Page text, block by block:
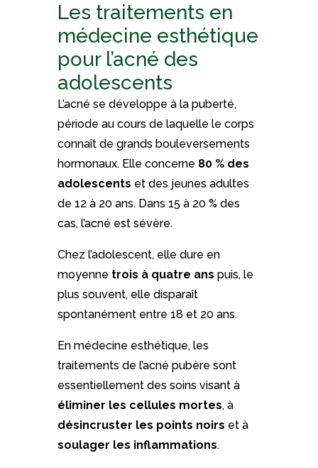
Les traitements en
médecine esthétique
pour l’acné des
adolescents
L’acné se développe à la puberté,
période au cours de laquelle le corps
connaît de grands bouleversements
hormonaux. Elle concerne 80 % des
adolescents et des jeunes adultes
de 12 à 20 ans. Dans 15 à 20 % des
cas, l’acné est sévère.
Chez l’adolescent, elle dure en
moyenne trois à quatre ans puis, le
plus souvent, elle disparaît
spontanément entre 18 et 20 ans.
En médecine esthétique, les
traitements de l’acné pubère sont
essentiellement des soins visant à
éliminer les cellules mortes, à
désincruster les points noirs et à
soulager les inflammations.